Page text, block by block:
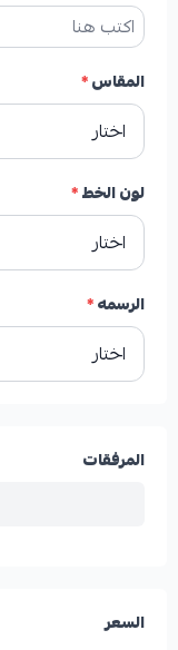
المقاس*
لون الخط*
الرسمه*
المرفقات
السعر